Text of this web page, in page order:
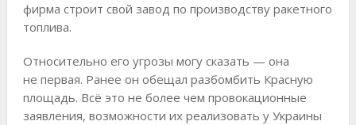
фирма строит свой завод по производству ракетного
топлива.
Относительно его угрозы могу сказать — она
не первая. Ранее он обещал разбомбить Красную
площадь. Всё это не более чем провокационные
заявления, возможности их реализовать у Украины